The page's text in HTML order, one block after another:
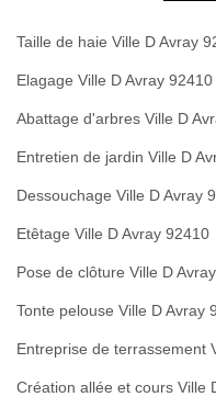
Taille de haie Ville D Avray
Elagage Ville D Avray 92410
Abattage d'arbres Ville D
Entretien de jardin Ville D
Dessouchage Ville D Avray
Etêtage Ville D Avray 92410
Pose de clôture Ville D
Tonte pelouse Ville D Avray
Entreprise de terrassement
Création allée et cours Ville